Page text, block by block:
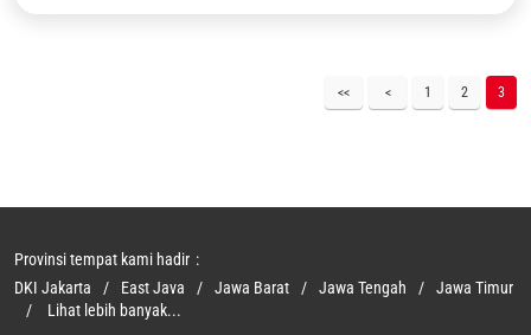
1 2 3
Provinsi tempat kami hadir
DKI Jakarta
East Java Jawa Barat Jawa Tengah
Jawa Timur
Lihat lebih banyak...